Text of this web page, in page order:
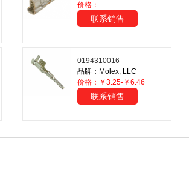
价格：
联系销售
0194310016
品牌：Molex, LLC
价格：￥3.25-￥6.46
联系销售